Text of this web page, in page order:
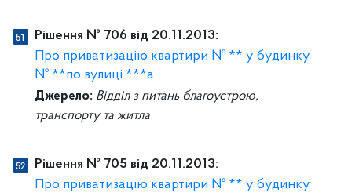
Рішення № 706 від 20.11.2013:
Про приватизацію квартири № ** у будинку
№ **по вулиці ***а.
Джерело: Відділ з питань благоустрою,
транспорту та житла
Рішення № 705 від 20.11.2013:
Про приватизацію квартири № ** у будинку